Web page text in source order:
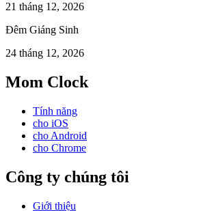
21 tháng 12, 2026
Đêm Giáng Sinh
24 tháng 12, 2026
Mom Clock
Tính năng
cho iOS
cho Android
cho Chrome
Công ty chúng tôi
Giới thiệu